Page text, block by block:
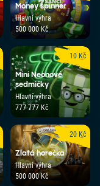
Money spinner
Hlavní výhra
500 000 Kč
10 Kč
Mini Neonové
sedmičky
Hlavní výhra
777 777 Kč
20 Kč
Zlatá horečka
Hlavní výhra
500 000 Kč